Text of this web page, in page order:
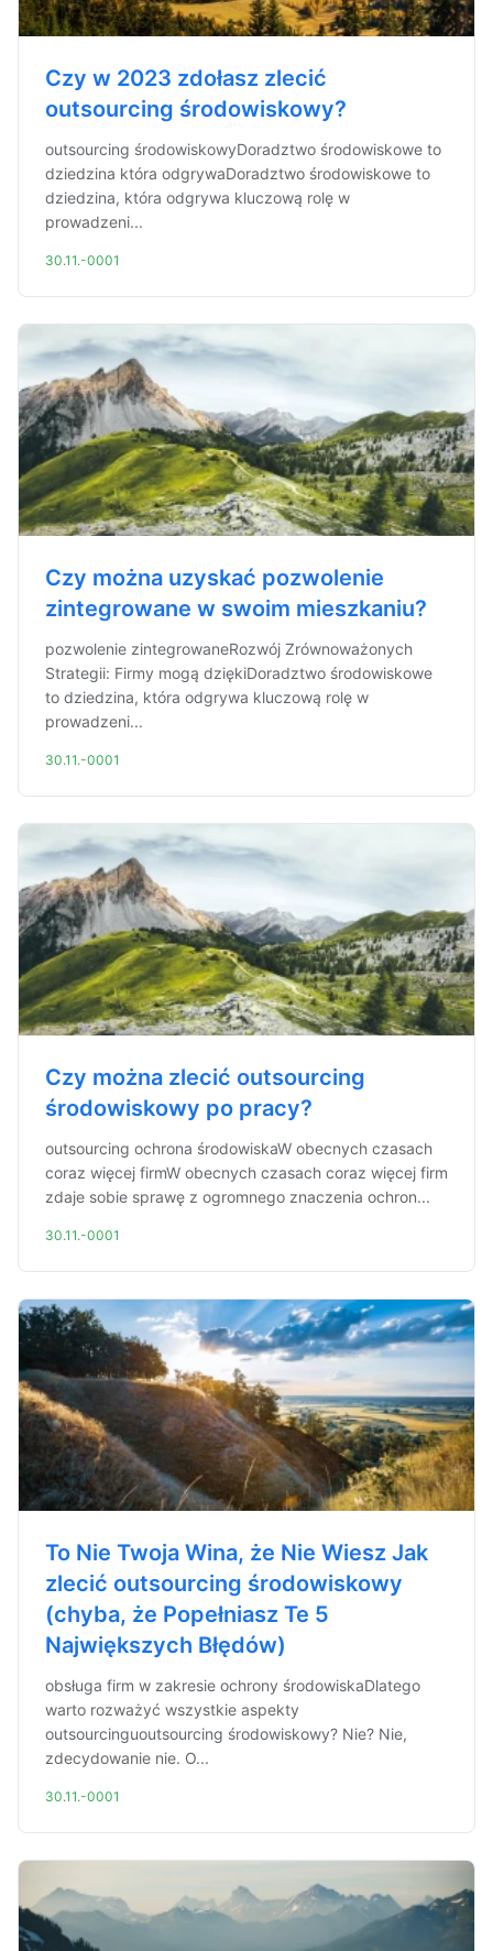
Czy w 2023 zdołasz zlecić
outsourcing środowiskowy?
outsourcing środowiskowyDoradztwo środowiskowe to
dziedzina która odgrywaDoradztwo środowiskowe to
dziedzina, która odgrywa kluczową rolę w
prowadzeni...
30.11.-0001
Czy można uzyskać pozwolenie
zintegrowane w swoim mieszkaniu?
pozwolenie zintegrowaneRozwój Zrównoważonych
Strategii: Firmy mogą dziękiDoradztwo środowiskowe
to dziedzina, która odgrywa kluczową rolę w
prowadzeni...
30.11.-0001
Czy można zlecić outsourcing
środowiskowy po pracy?
outsourcing ochrona środowiskaW obecnych czasach
coraz więcej firmW obecnych czasach coraz więcej firm
zdaje sobie sprawę z ogromnego znaczenia ochron...
30.11.-0001
To Nie Twoja Wina, że Nie Wiesz Jak
zlecić outsourcing środowiskowy
(chyba, że Popełniasz Te 5
Największych Błędów)
obsługa firm w zakresie ochrony środowiskaDlatego
warto rozważyć wszystkie aspekty
outsourcinguoutsourcing środowiskowy? Nie? Nie,
zdecydowanie nie. O...
30.11.-0001